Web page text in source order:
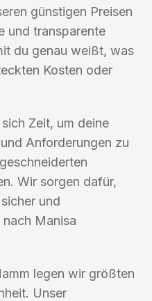
günstigen Preisen
und transparente
du genau weißt, was
Kosten oder
Zeit, um deine
Anforderungen zu
Wir sorgen dafür,
und
Manisa
legen wir größten
Unser